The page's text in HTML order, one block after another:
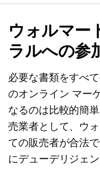
ウォルマー
ラルへの参
必要な書類をすべ
のオンライン マー
なるのは比較的簡
売業者として、ウ
ての販売者が合法
にデューデリジェ